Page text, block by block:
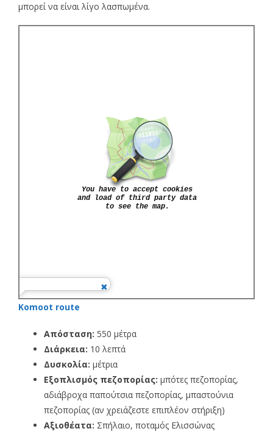
μπορεί να είναι λίγο λασπωμένα.
Komoot route
Απόσταση: 550 μέτρα
Διάρκεια: 10 λεπτά
Δυσκολία: μέτρια
Εξοπλισμός πεζοπορίας: μπότες πεζοπορίας,
αδιάβροχα παπούτσια πεζοπορίας, μπαστούνια
πεζοπορίας (αν χρειάζεστε επιπλέον στήριξη)
Αξιοθέατα: Σπήλαιο, ποταμός Ελισσώνας